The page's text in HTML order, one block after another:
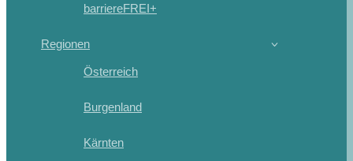
barriereFREI+
Regionen
Österreich
Burgenland
Kärnten